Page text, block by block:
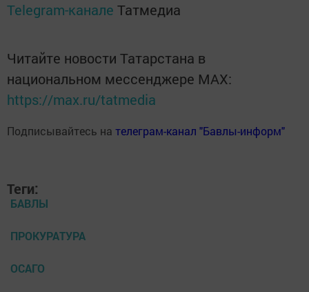
Telegram-канале Татмедиа
Читайте новости Татарстана в
национальном мессенджере MАХ:
https://max.ru/tatmedia
Подписывайтесь на телеграм-канал "Бавлы-информ"
Теги:
БАВЛЫ
ПРОКУРАТУРА
ОСАГО